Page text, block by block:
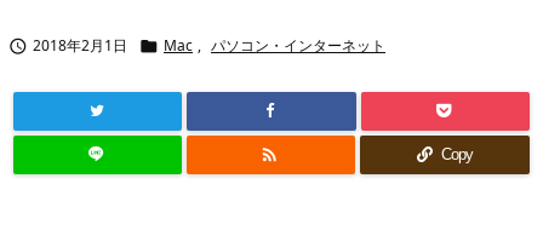
 2018年2月1日  Mac , パソコン・インターネット
 Copy